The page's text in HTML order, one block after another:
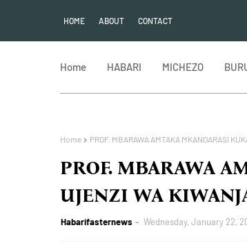
HOME ABOUT CONTACT
Home HABARI MICHEZO
Home PROF. MBARAWA AMTAKA MKANDARASI
PROF. MBARAWA
UJENZI WA
Habarifasternews Wednesday, January 22,